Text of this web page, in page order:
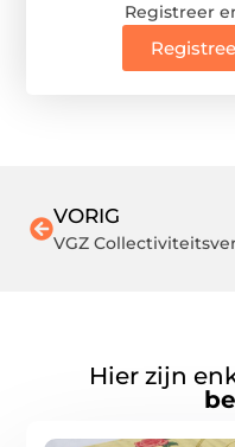
Registreer
VORIG
Hier zijn